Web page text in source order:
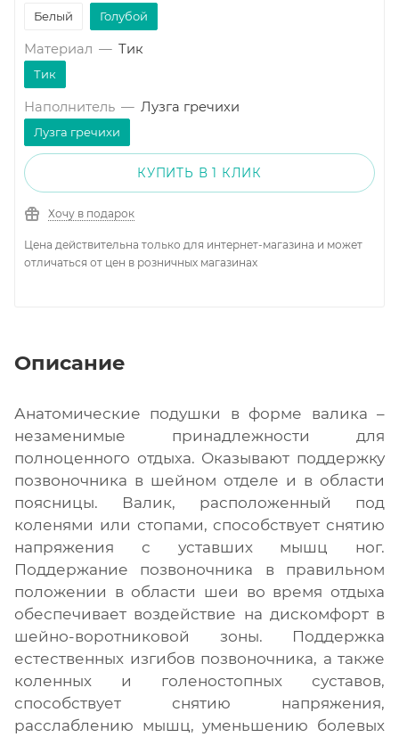
Белый Голубой
Материал — Тик
Тик
Наполнитель — Лузга гречихи
Лузга гречихи
КУПИТЬ В 1 КЛИК
Хочу в подарок
Цена действительна только для интернет-магазина и может
отличаться от цен в розничных магазинах
Описание
Анатомические подушки в форме валика –
незаменимые принадлежности для
полноценного отдыха. Оказывают поддержку
позвоночника в шейном отделе и в области
поясницы. Валик, расположенный под
коленями или стопами, способствует снятию
напряжения с уставших мышц ног.
Поддержание позвоночника в правильном
положении в области шеи во время отдыха
обеспечивает воздействие на дискомфорт в
шейно-воротниковой зоны. Поддержка
естественных изгибов позвоночника, а также
коленных и голеностопных суставов,
способствует снятию напряжения,
расслаблению мышц, уменьшению болевых